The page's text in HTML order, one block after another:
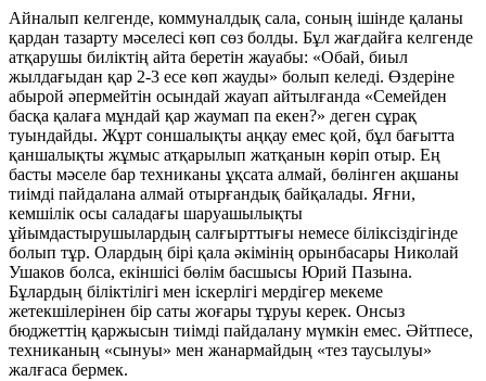
Айналып келгенде, коммуналдық сала, соның ішінде қаланы
қардан тазарту мәселесі көп сөз болды. Бұл жағдайға келгенде
атқарушы биліктің айта беретін жауабы: «Обай, биыл
жылдағыдан қар 2-3 есе көп жауды» болып келеді. Өздеріне
абырой әпермейтін осындай жауап айтылғанда «Семейден
басқа қалаға мұндай қар жаумап па екен?» деген сұрақ
туындайды. Жұрт соншалықты аңқау емес қой, бұл бағытта
қаншалықты жұмыс атқарылып жатқанын көріп отыр. Ең
басты мәселе бар техниканы ұқсата алмай, бөлінген ақшаны
тиімді пайдалана алмай отырғандық байқалады. Яғни,
кемшілік осы саладағы шаруашылықты
ұйымдастырушылардың салғырттығы немесе біліксіздігінде
болып тұр. Олардың бірі қала әкімінің орынбасары Николай
Ушаков болса, екіншісі бөлім басшысы Юрий Пазына.
Бұлардың біліктілігі мен іскерлігі мердігер мекеме
жетекшілерінен бір саты жоғары тұруы керек. Онсыз
бюджеттің қаржысын тиімді пайдалану мүмкін емес. Әйтпесе,
техниканың «сынуы» мен жанармайдың «тез таусылуы»
жалғаса бермек.